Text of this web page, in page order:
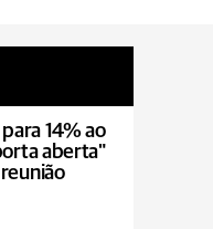
14% ao
aberta"